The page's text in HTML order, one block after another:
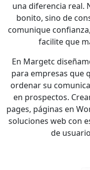
una diferencia real.
bonito, sino de
comunique
facilite que
En Margetc
para empresas que
ordenar su
en prospectos.
pages, páginas en
soluciones web con
de